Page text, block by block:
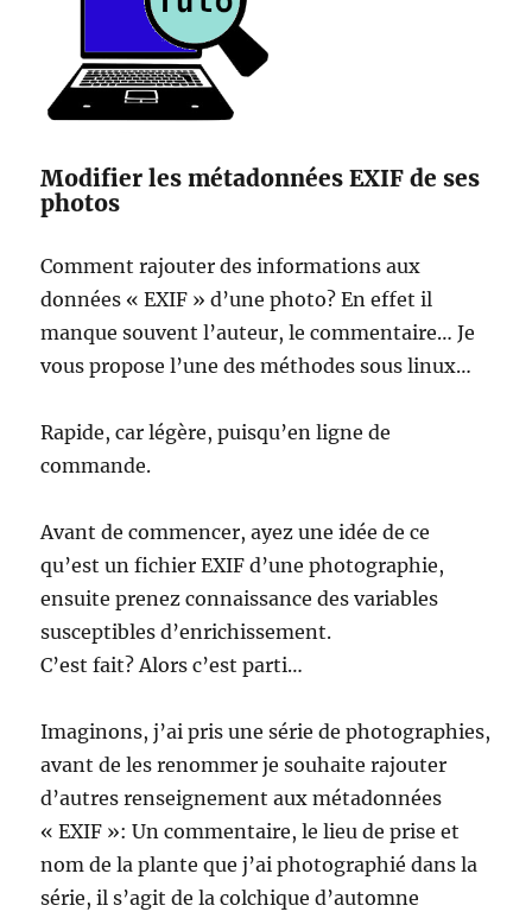
Modifier les métadonnées EXIF de ses
photos
Comment rajouter des informations aux
données « EXIF » d’une photo? En effet il
manque souvent l’auteur, le commentaire… Je
vous propose l’une des méthodes sous linux…
Rapide, car légère, puisqu’en ligne de
commande.
Avant de commencer, ayez une idée de ce
qu’est un fichier EXIF d’une photographie,
ensuite prenez connaissance des variables
susceptibles d’enrichissement.
C’est fait? Alors c’est parti…
Imaginons, j’ai pris une série de photographies,
avant de les renommer je souhaite rajouter
d’autres renseignement aux métadonnées
« EXIF »: Un commentaire, le lieu de prise et
nom de la plante que j’ai photographié dans la
série, il s’agit de la colchique d’automne